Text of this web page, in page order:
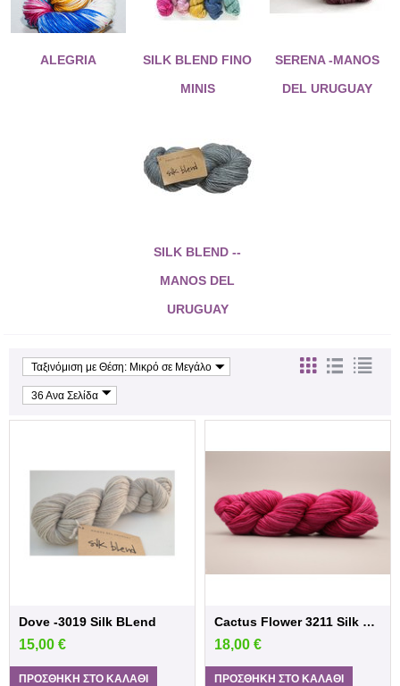
ALEGRIA
SILK BLEND FINO
MINIS
SERENA -MANOS
DEL URUGUAY
SILK BLEND --
MANOS DEL
URUGUAY
Ταξινόμιση με Θέση: Μικρό σε Μεγάλο
36 Ανα Σελίδα
Dove -3019 Silk BLend
15,00 €
ΠΡΟΣΘΉΚΗ ΣΤΟ ΚΑΛΆΘΙ
Cactus Flower 3211 Silk Blend
18,00 €
ΠΡΟΣΘΉΚΗ ΣΤΟ ΚΑΛΆΘΙ